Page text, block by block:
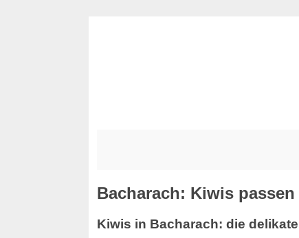
Bacharach: Kiwis
Kiwis in Bacharach: die